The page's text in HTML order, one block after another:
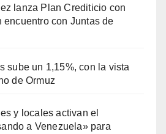
lanza Plan Crediticio con
encuentro con Juntas de
sube un 1,15%, con la vista
de Ormuz
y locales activan el
a Venezuela» para